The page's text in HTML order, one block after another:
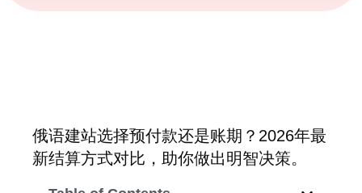
俄语建站选择预付款还是账期？2026年最
新结算方式对比，助你做出明智决策。